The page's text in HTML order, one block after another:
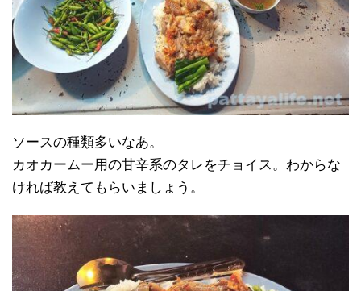
ソースの種類多いなあ。
カオカームー用の甘辛系のタレをチョイス。わからな
ければ教えてもらいましょう。